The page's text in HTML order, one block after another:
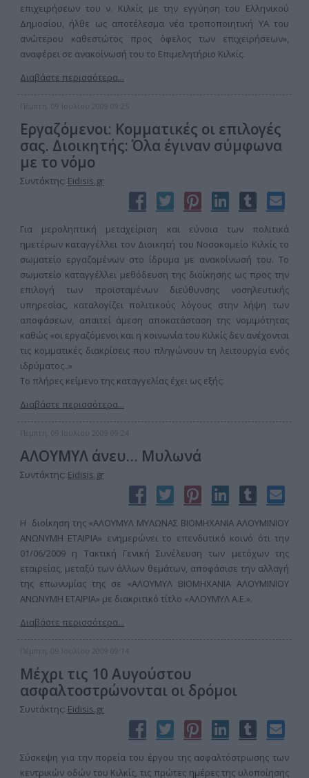
επιχειρήσεων του ν. Κιλκίς με την εγγύηση του Ελληνικού
Δημοσίου, ήλθε ως αποτέλεσμα νέα τροποποιητική ΥΑ του
ανώτερου καθεστώτος προς όφελος των επιχειρήσεων»,
αναφέρει σε ανακοίνωσή του το Επιμελητήριο Κιλκίς.
Διαβάστε περισσότερα...
Πέμπτη, 09 Ιουλίου 2009 09:25
Εργαζόμενοι: Κομματικές οι επιλογές
σας. Διοικητής: Όλα έγιναν σύμφωνα
με το νόμο
Συντάκτης: Eidisis.gr
Για μεροληπτική μεταχείριση και εύνοια των πολιτικά
ημετέρων καταγγέλλει τον Διοικητή του Νοσοκομείο Κιλκίς το
σωματείο εργαζομένων στο ίδρυμα με ανακοίνωσή του. Το
σωματείο καταγγέλλει μεθόδευση της διοίκησης ως προς την
επιλογή των προϊσταμένων διεύθυνσης νοσηλευτικής
υπηρεσίας, καταλογίζει πολιτικούς λόγους στην λήψη των
αποφάσεων, απαιτεί άμεση αποκατάσταση της νομιμότητας
καθώς «οι εργαζόμενοι και η κοινωνία του Κιλκίς δεν ανέχονται
τις κομματικές διακρίσεις που πληγώνουν τη λειτουργία ενός
ιδρύματος..»
Το πλήρες κείμενο της καταγγελίας έχει ως εξής:
Διαβάστε περισσότερα...
Πέμπτη, 09 Ιουλίου 2009 09:24
ΑΛΟΥΜΥΛ άνευ… Μυλωνά
Συντάκτης: Eidisis.gr
Η διοίκηση της «ΑΛΟΥΜΥΛ ΜΥΛΩΝΑΣ ΒΙΟΜΗΧΑΝΙΑ ΑΛΟΥΜΙΝΙΟΥ
ΑΝΩΝΥΜΗ ΕΤΑΙΡΙΑ» ενημερώνει το επενδυτικό κοινό ότι την
01/06/2009 η Τακτική Γενική Συνέλευση των μετόχων της
εταιρείας, μεταξύ των άλλων θεμάτων, αποφάσισε την αλλαγή
της επωνυμίας της σε «ΑΛΟΥΜΥΛ ΒΙΟΜΗΧΑΝΙΑ ΑΛΟΥΜΙΝΙΟΥ
ΑΝΩΝΥΜΗ ΕΤΑΙΡΙΑ» με διακριτικό τίτλο «ΑΛΟΥΜΥΛ Α.Ε.».
Διαβάστε περισσότερα...
Πέμπτη, 09 Ιουλίου 2009 09:14
Μέχρι τις 10 Αυγούστου
ασφαλτοστρώνονται οι δρόμοι
Συντάκτης: Eidisis.gr
Σύσκεψη για την πορεία του έργου της ασφαλτόστρωσης των
κεντρικών οδών του Κιλκίς, τις πρώτες ημέρες της υλοποίησης